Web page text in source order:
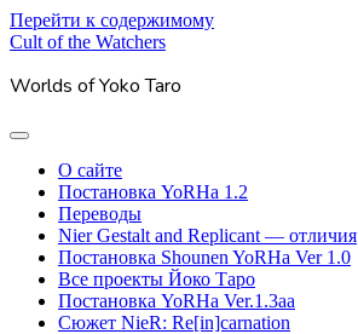
Перейти к содержимому
Cult of the Watchers
Worlds of Yoko Taro
отрыть
основное
меню О сайте
Постановка YoRHa 1.2
Переводы
Nier Gestalt and Replicant — отличия
Постановка Shounen YoRHa Ver 1.0
Все проекты Йоко Таро
Постановка YoRHa Ver.1.3aa
Сюжет NieR: Re[in]carnation